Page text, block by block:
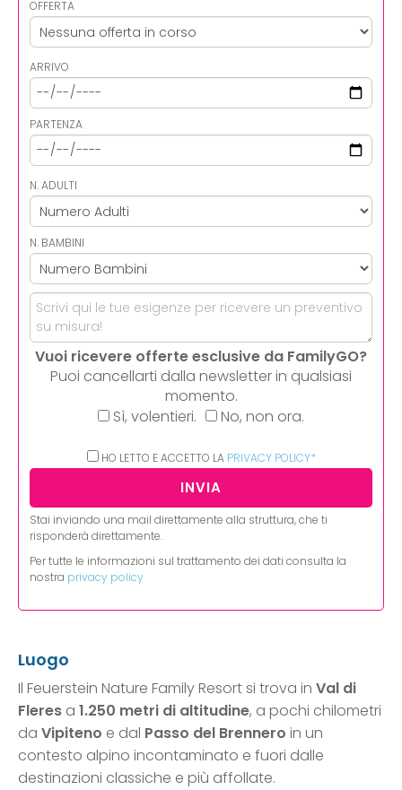
OFFERTA
ARRIVO
PARTENZA
N. ADULTI
N. BAMBINI
Vuoi ricevere offerte esclusive da FamilyGO?
Puoi cancellarti dalla newsletter in qualsiasi
momento.
Sì, volentieri.
No, non ora.
HO LETTO E ACCETTO LA PRIVACY POLICY*
Stai inviando una mail direttamente alla struttura, che ti
risponderà direttamente.
Per tutte le informazioni sul trattamento dei dati consulta la
nostra privacy policy
Luogo
Il Feuerstein Nature Family Resort si trova in Val di
Fleres a 1.250 metri di altitudine, a pochi chilometri
da Vipiteno e dal Passo del Brennero in un
contesto alpino incontaminato e fuori dalle
destinazioni classiche e più affollate.